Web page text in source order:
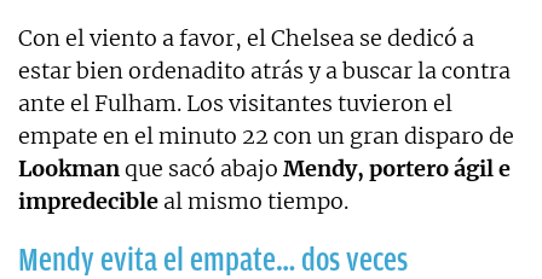
Con el viento a favor, el Chelsea se dedicó a
estar bien ordenadito atrás y a buscar la contra
ante el Fulham. Los visitantes tuvieron el
empate en el minuto 22 con un gran disparo de
Lookmanque sacó abajo Mendy, portero ágil e
impredecible al mismo tiempo.
Mendy evita el empate… dos veces